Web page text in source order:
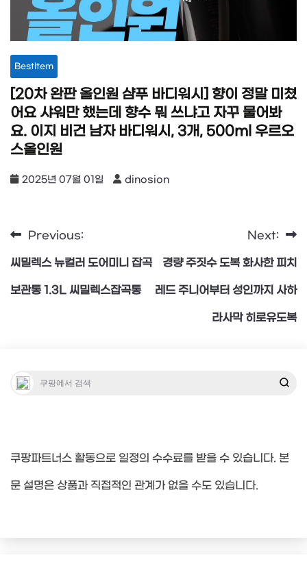
BestItem
[20차 완판 올인원 샴푸 바디워시] 향이 정말 미쳤
어요 샤워만 했는데 향수 뭐 쓰냐고 자꾸 물어봐
요. 이지 비건 남자 바디워시, 3개, 500ml 우르오
스올인원
2025년 07월 01일 dinosion
글
탐
Previous:
씨밀렉스 뉴컬러 도어미니 잡곡
보관통 1.3L 씨밀렉스잡곡통
Next:
경량 주짓수 도복 화사한 피치
레드 주니어부터 성인까지 사하
라사막 히로유도복
쿠팡파트너스 활동으로 일정의 수수료를 받을 수 있습니다. 본
문 설명은 상품과 직접적인 관계가 없을 수도 있습니다.